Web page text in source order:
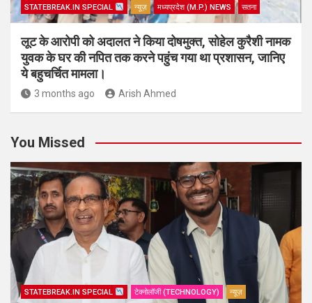
STATEBREAK.IN SPECIAL न्यूज़ मध्यप्रदेश (M.P.) NEWS सतना
लूट के आरोपी को अदालत ने किया दोषमुक्त, सोहेल कुरैशी नामक
युवक के घर की नपित तक करने पहुंच गया था प्रशासन, जानिए
ये बहुचर्चित मामला।
3 months ago Arish Ahmed
You Missed
STATEBREAK.IN SPECIAL टेक्नोलॉजी (TECHNOLOGY) न्यूज़